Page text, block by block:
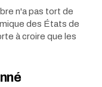
n'a pas tort de
des États de
à croire que les